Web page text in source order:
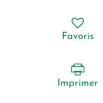
Favoris
Imprimer